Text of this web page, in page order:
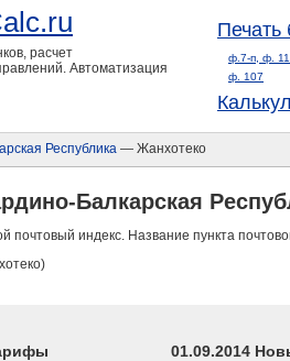
расчет
Автоматизация
Печать
ф.7-п, ф.
ф. 107
Республика — Жанхотеко
Балкарская
почтовый индекс. Название пункта
01.09.2014